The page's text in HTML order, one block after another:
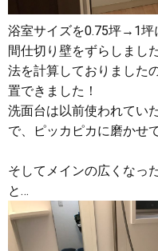
浴室サイズを0.75坪→1坪
間仕切り壁をずらしまし
法を計算しておりました
置できました！
洗面台は以前使われてい
で、ピッカピカに磨かせ
そしてメインの広くなっ
と…